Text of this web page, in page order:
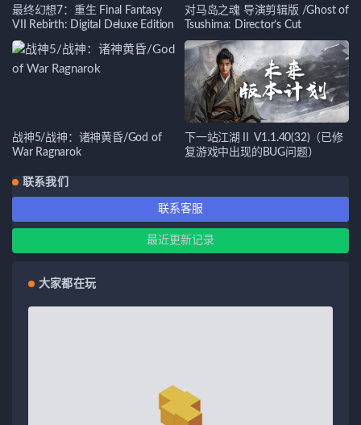
最终幻想7：重生 Final Fantasy
VII Rebirth: Digital Deluxe Edition
对马岛之魂 导演剪辑版 /Ghost of
Tsushima: Director’s Cut
战神5/战神：诸神黄昏/God of
War Ragnarok
下一站江湖Ⅱ V1.1.40(32)（已修
复游戏中出现的BUG问题）
联系我们
联系客服
最近更新记录
大家都在玩